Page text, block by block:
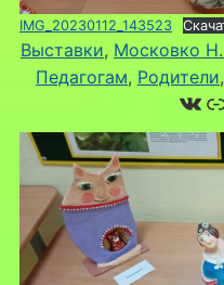
IMG_20230112_143523
Выставки, Московко
Педагогам, Родители,